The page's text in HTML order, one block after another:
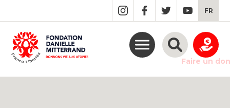
MAIN
CONTENT
FR
Faire un don